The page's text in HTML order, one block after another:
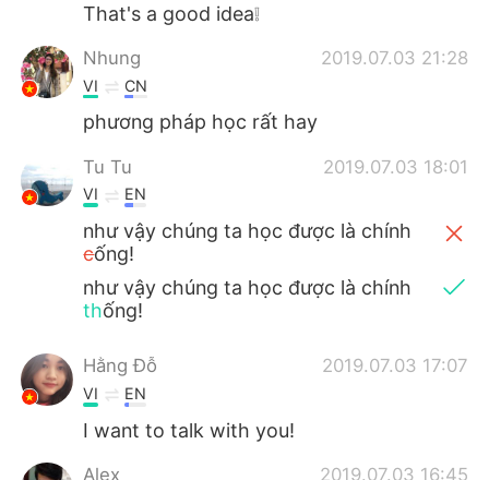
That's a good idea❕
Nhung 2019.07.03 21:28
VI CN
phương pháp học rất hay
Tu Tu 2019.07.03 18:01
VI EN
như vậy chúng ta học được là chính
cống!
như vậy chúng ta học được là chính
thống!
Hằng Đỗ 2019.07.03 17:07
VI EN
I want to talk with you!
Alex 2019.07.03 16:45